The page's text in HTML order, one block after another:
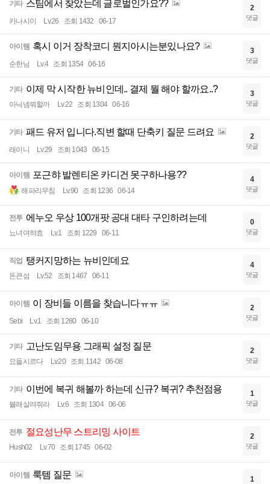
기타 스팀에서 찾았는데 글로벌인가요??
카나시이 Lv.26 조회 1432 06-17
2
댓글
아이템 혹시 이거 장착코디 뭔지아시는분있나요?
순한님 Lv.4 조회 1354 06-16
3
댓글
기타 이제 막 시작한 뉴비인데.. 결제 뭘 해야 할까요..?
아닉넴뭐할까 Lv.22 조회 1304 06-16
3
댓글
기타 패드 유저 입니다.직변 할때 단축키 질문 드려요
래이니 Lv.29 조회 1043 06-15
2
댓글
아이템 포근햐 발렌티온 카디건 못구하나용??
해파리무침 Lv.90 조회 1236 06-14
4
댓글
전투 에누오 우상 100개팟 공대 대타 구인하려는데
뇨녀여햐효 Lv.1 조회 1229 06-11
0
댓글
직업 탱커지망하는 뉴비인데요
돈큰섬 Lv.52 조회 1467 06-11
4
댓글
아이템 이 장비들 이름을 찾습니다ㅠㅠ
Sebi Lv.1 조회 1280 06-10
2
댓글
기타 고난도임무용 그래픽 설정 질문
요들시르다 Lv.20 조회 1142 06-08
2
댓글
기타 이번에 복귀 해볼까 하는데 신규? 복귀? 추천점용
블래살려줘라 Lv.6 조회 1304 06-06
1
댓글
전투 절요성난무 스트리밍 사이트
Hush02 Lv.70 조회 1745 06-02
2
댓글
아이템 룩템 질문 1